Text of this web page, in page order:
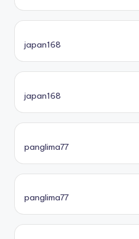
japan168
japan168
panglima77
panglima77